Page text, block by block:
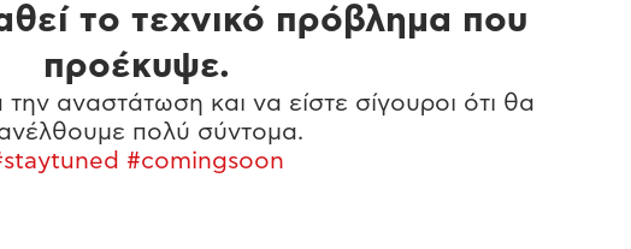
το τεχνικό πρόβλημα που
προέκυψε.
αναστάτωση και να είστε σίγουροι ότι θα
πολύ σύντομα.
#comingsoon